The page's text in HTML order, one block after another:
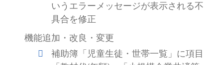
いうエラーメッセージが表示される不
具合を修正
機能追加・改良・変更
補助簿「児童生徒・世帯一覧」に項目